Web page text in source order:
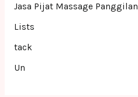
Jasa Pijat Massage Panggilan
Lists
tack
Un